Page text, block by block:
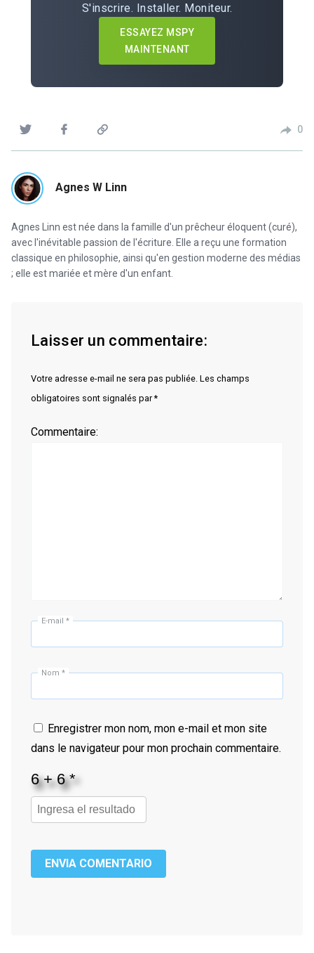
S'inscrire. Installer. Moniteur.
ESSAYEZ MSPY
MAINTENANT
0
Agnes W Linn
Agnes Linn est née dans la famille d'un prêcheur éloquent (curé),
avec l'inévitable passion de l'écriture. Elle a reçu une formation
classique en philosophie, ainsi qu'en gestion moderne des médias
; elle est mariée et mère d'un enfant.
Laisser un commentaire:
Votre adresse e-mail ne sera pas publiée. Les champs
obligatoires sont signalés par *
Commentaire:
E-mail *
Nom *
Enregistrer mon nom, mon e-mail et mon site
dans le navigateur pour mon prochain commentaire.
ENVIA СOMENTARIO